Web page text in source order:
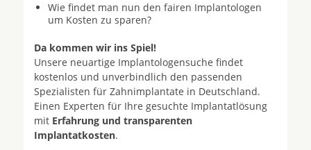
Wie findet man nun den fairen Implantologen
um Kosten zu sparen?
Da kommen wir ins Spiel!
Unsere neuartige Implantologensuche findet
kostenlos und unverbindlich den passenden
Spezialisten für Zahnimplantate in Deutschland.
Einen Experten für Ihre gesuchte Implantatlösung
mit Erfahrung und transparenten
Implantatkosten.